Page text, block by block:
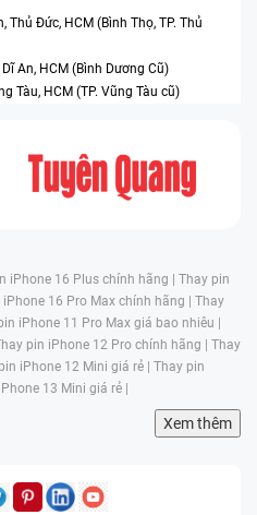
Thủ Đức, HCM (Bình Thọ, TP. Thủ
An, HCM (Bình Dương Cũ)
Tàu, HCM (TP. Vũng Tàu cũ)
iPhone 16 Plus chính hãng | Thay pin
16 Pro Max chính hãng | Thay
iPhone 11 Pro Max giá bao nhiêu |
pin iPhone 12 Pro chính hãng | Thay
iPhone 12 Mini giá rẻ | Thay pin
13 Mini giá rẻ |
Xem thêm